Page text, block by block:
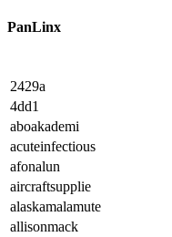
PanLinx
2429a
4dd1
aboakademi
acuteinfectious
afonalun
aircraftsupplie
alaskamalamute
allisonmack